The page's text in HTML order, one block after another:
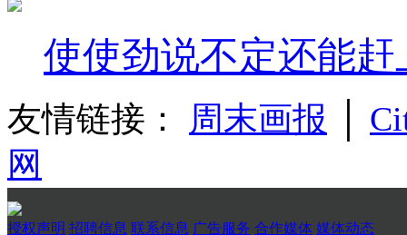
使使劲说不定还能
友情链接： 周末画报
网
授权声明 招聘信息 联系信息 广告服务 合作媒体 媒体动态